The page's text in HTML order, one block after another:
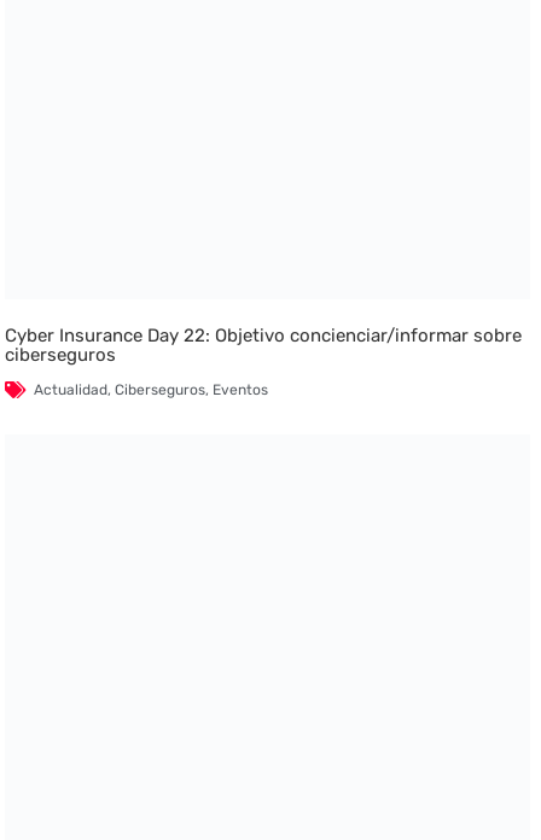
Cyber Insurance Day 22: Objetivo concienciar/informar sobre
ciberseguros
Actualidad,Ciberseguros, Eventos